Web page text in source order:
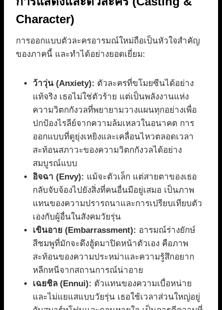
Character)
การออกแบบตัวละครอารมณ์ใหม่ถือเป็นหัวใจสำคัญ
ของภาคนี้ และทำได้อย่างยอดเยี่ยม:
ว้าวุ่น (Anxiety): ตัวละครที่ขโมยซีนได้อย่าง
แท้จริง เธอไม่ใช่ตัวร้าย แต่เป็นพลังงานแห่ง
ความวิตกกังวลที่พยายามวางแผนทุกอย่างเพื่อ
ปกป้องไรลีย์จากความล้มเหลวในอนาคต การ
ออกแบบที่ดูยุ่งเหยิงและเคลื่อนไหวตลอดเวลา
สะท้อนสภาวะของความวิตกกังวลได้อย่าง
สมบูรณ์แบบ
อิจฉา (Envy): แม้จะตัวเล็ก แต่สายตาของเธอ
กลับจับจ้องไปยังสิ่งที่คนอื่นมีอยู่เสมอ เป็นภาพ
แทนของความปรารถนาและการเปรียบเทียบตัว
เองกับผู้อื่นในสังคมวัยรุ่น
เขินอาย (Embarrassment): อารมณ์ร่างยักษ์
สีชมพูที่มักจะดึงฮู้ดมาปิดหน้าตัวเอง คือภาพ
สะท้อนของความประหม่าและความรู้สึกอยาก
หลีกหนีจากสถานการณ์น่าอาย
เฉยชิล (Ennui): ตัวแทนของความเบื่อหน่าย
และไม่แยแสแบบวัยรุ่น เธอใช้เวลาส่วนใหญ่อยู่